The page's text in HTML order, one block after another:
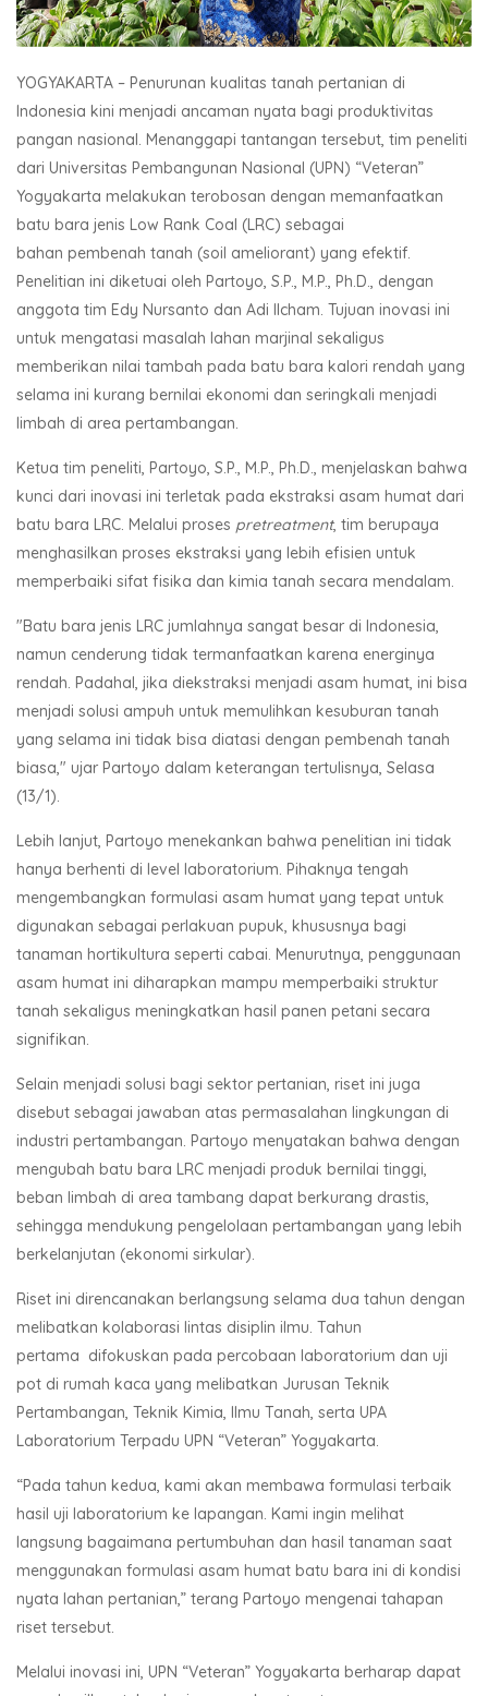
YOGYAKARTA – Penurunan kualitas tanah pertanian di
Indonesia kini menjadi ancaman nyata bagi produktivitas
pangan nasional. Menanggapi tantangan tersebut, tim peneliti
dari Universitas Pembangunan Nasional (UPN) “Veteran”
Yogyakarta melakukan terobosan dengan memanfaatkan
batu bara jenis Low Rank Coal (LRC) sebagai
bahan pembenah tanah (soil ameliorant) yang efektif.
Penelitian ini diketuai oleh Partoyo, S.P., M.P., Ph.D., dengan
anggota tim Edy Nursanto dan Adi Ilcham. Tujuan inovasi ini
untuk mengatasi masalah lahan marjinal sekaligus
memberikan nilai tambah pada batu bara kalori rendah yang
selama ini kurang bernilai ekonomi dan seringkali menjadi
limbah di area pertambangan.
Ketua tim peneliti, Partoyo, S.P., M.P., Ph.D., menjelaskan bahwa
kunci dari inovasi ini terletak pada ekstraksi asam humat dari
batu bara LRC. Melalui proses pretreatment, tim berupaya
menghasilkan proses ekstraksi yang lebih efisien untuk
memperbaiki sifat fisika dan kimia tanah secara mendalam.
"Batu bara jenis LRC jumlahnya sangat besar di Indonesia,
namun cenderung tidak termanfaatkan karena energinya
rendah. Padahal, jika diekstraksi menjadi asam humat, ini bisa
menjadi solusi ampuh untuk memulihkan kesuburan tanah
yang selama ini tidak bisa diatasi dengan pembenah tanah
biasa," ujar Partoyo dalam keterangan tertulisnya, Selasa
(13/1).
Lebih lanjut, Partoyo menekankan bahwa penelitian ini tidak
hanya berhenti di level laboratorium. Pihaknya tengah
mengembangkan formulasi asam humat yang tepat untuk
digunakan sebagai perlakuan pupuk, khususnya bagi
tanaman hortikultura seperti cabai. Menurutnya, penggunaan
asam humat ini diharapkan mampu memperbaiki struktur
tanah sekaligus meningkatkan hasil panen petani secara
signifikan.
Selain menjadi solusi bagi sektor pertanian, riset ini juga
disebut sebagai jawaban atas permasalahan lingkungan di
industri pertambangan. Partoyo menyatakan bahwa dengan
mengubah batu bara LRC menjadi produk bernilai tinggi,
beban limbah di area tambang dapat berkurang drastis,
sehingga mendukung pengelolaan pertambangan yang lebih
berkelanjutan (ekonomi sirkular).
Riset ini direncanakan berlangsung selama dua tahun dengan
melibatkan kolaborasi lintas disiplin ilmu. Tahun
pertama difokuskan pada percobaan laboratorium dan uji
pot di rumah kaca yang melibatkan Jurusan Teknik
Pertambangan, Teknik Kimia, Ilmu Tanah, serta UPA
Laboratorium Terpadu UPN “Veteran” Yogyakarta.
“Pada tahun kedua, kami akan membawa formulasi terbaik
hasil uji laboratorium ke lapangan. Kami ingin melihat
langsung bagaimana pertumbuhan dan hasil tanaman saat
menggunakan formulasi asam humat batu bara ini di kondisi
nyata lahan pertanian,” terang Partoyo mengenai tahapan
riset tersebut.
Melalui inovasi ini, UPN “Veteran” Yogyakarta berharap dapat